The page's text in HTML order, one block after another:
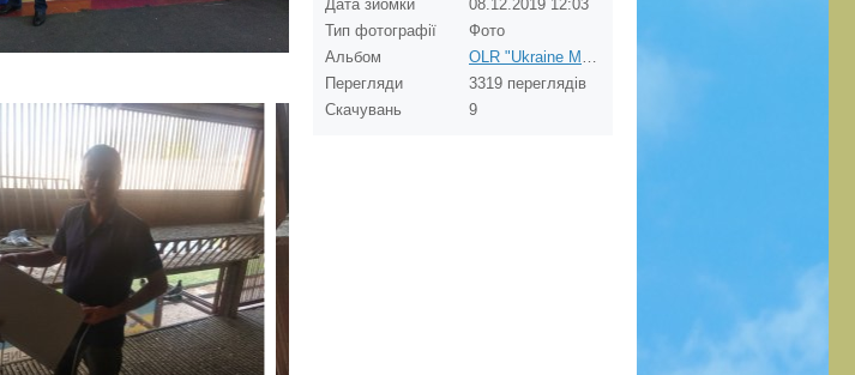
Дата зйомки
08.12.2019 12:03
Тип фотографії
Фото
Альбом
OLR "Ukraine Master" FCI in Romania
Перегляди
3319 переглядів
Скачувань
9